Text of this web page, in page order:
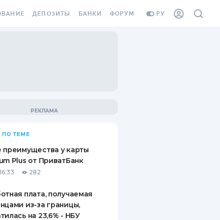
РУ
ВИНЬЕТКА
СОТРУДНИКОВ
ОТ
СЛУЧАЕВ
ДЕПОЗИТЫ
ВОПРОСЫ И ОТВЕТЫ
ПУТЕВОДИТЕЛИ ПО
БАНКИ ФОРУМ
ПО ТЕМЕ
преимущества у карты
Plus от ПриватБанк
282
плата, получаемая
из-за границы,
на 23,6% - НБУ